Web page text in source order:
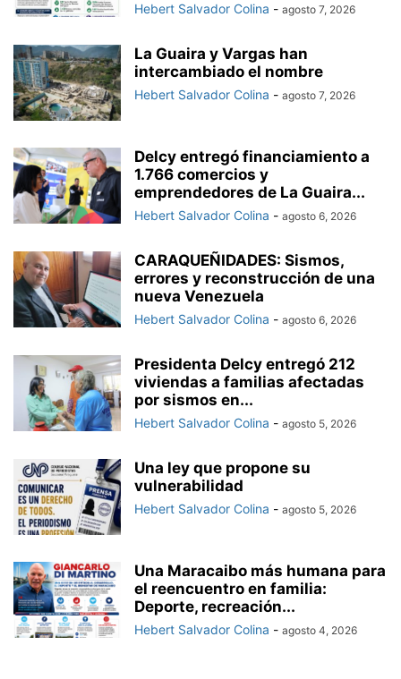
Hebert Salvador Colina - agosto 7, 2026
La Guaira y Vargas han
intercambiado el nombre
Hebert Salvador Colina - agosto 7, 2026
Delcy entregó financiamiento a
1.766 comercios y
emprendedores de La Guaira...
Hebert Salvador Colina - agosto 6, 2026
CARAQUEÑIDADES: Sismos,
errores y reconstrucción de una
nueva Venezuela
Hebert Salvador Colina - agosto 6, 2026
Presidenta Delcy entregó 212
viviendas a familias afectadas
por sismos en...
Hebert Salvador Colina - agosto 5, 2026
Una ley que propone su
vulnerabilidad
Hebert Salvador Colina - agosto 5, 2026
Una Maracaibo más humana para
el reencuentro en familia:
Deporte, recreación...
Hebert Salvador Colina - agosto 4, 2026